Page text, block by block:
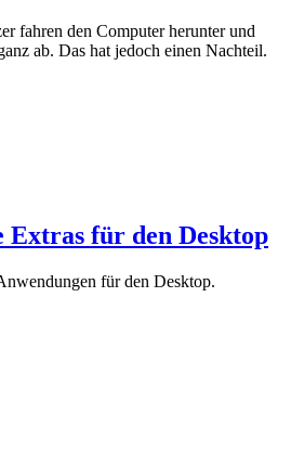
fahren den Computer herunter und
ab. Das hat jedoch einen Nachteil.
Extras für den Desktop
für den Desktop.